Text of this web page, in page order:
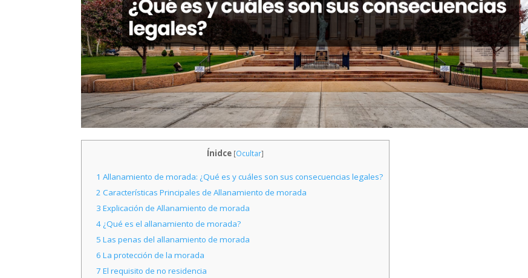
Ínidce [Ocultar]
1 Allanamiento de morada: ¿Qué es y cuáles son sus consecuencias legales?
2 Características Principales de Allanamiento de morada
3 Explicación de Allanamiento de morada
4¿Qué es el allanamiento de morada?
5 Las penas del allanamiento de morada
6 La protección de la morada
7 El requisito de no residencia